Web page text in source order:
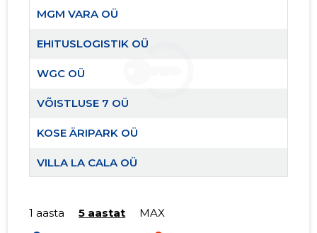
MGM VARA OÜ
EHITUSLOGISTIK OÜ
WGC OÜ
VÕISTLUSE 7 OÜ
KOSE ÄRIPARK OÜ
VILLA LA CALA OÜ
1 aasta
5 aastat MAX